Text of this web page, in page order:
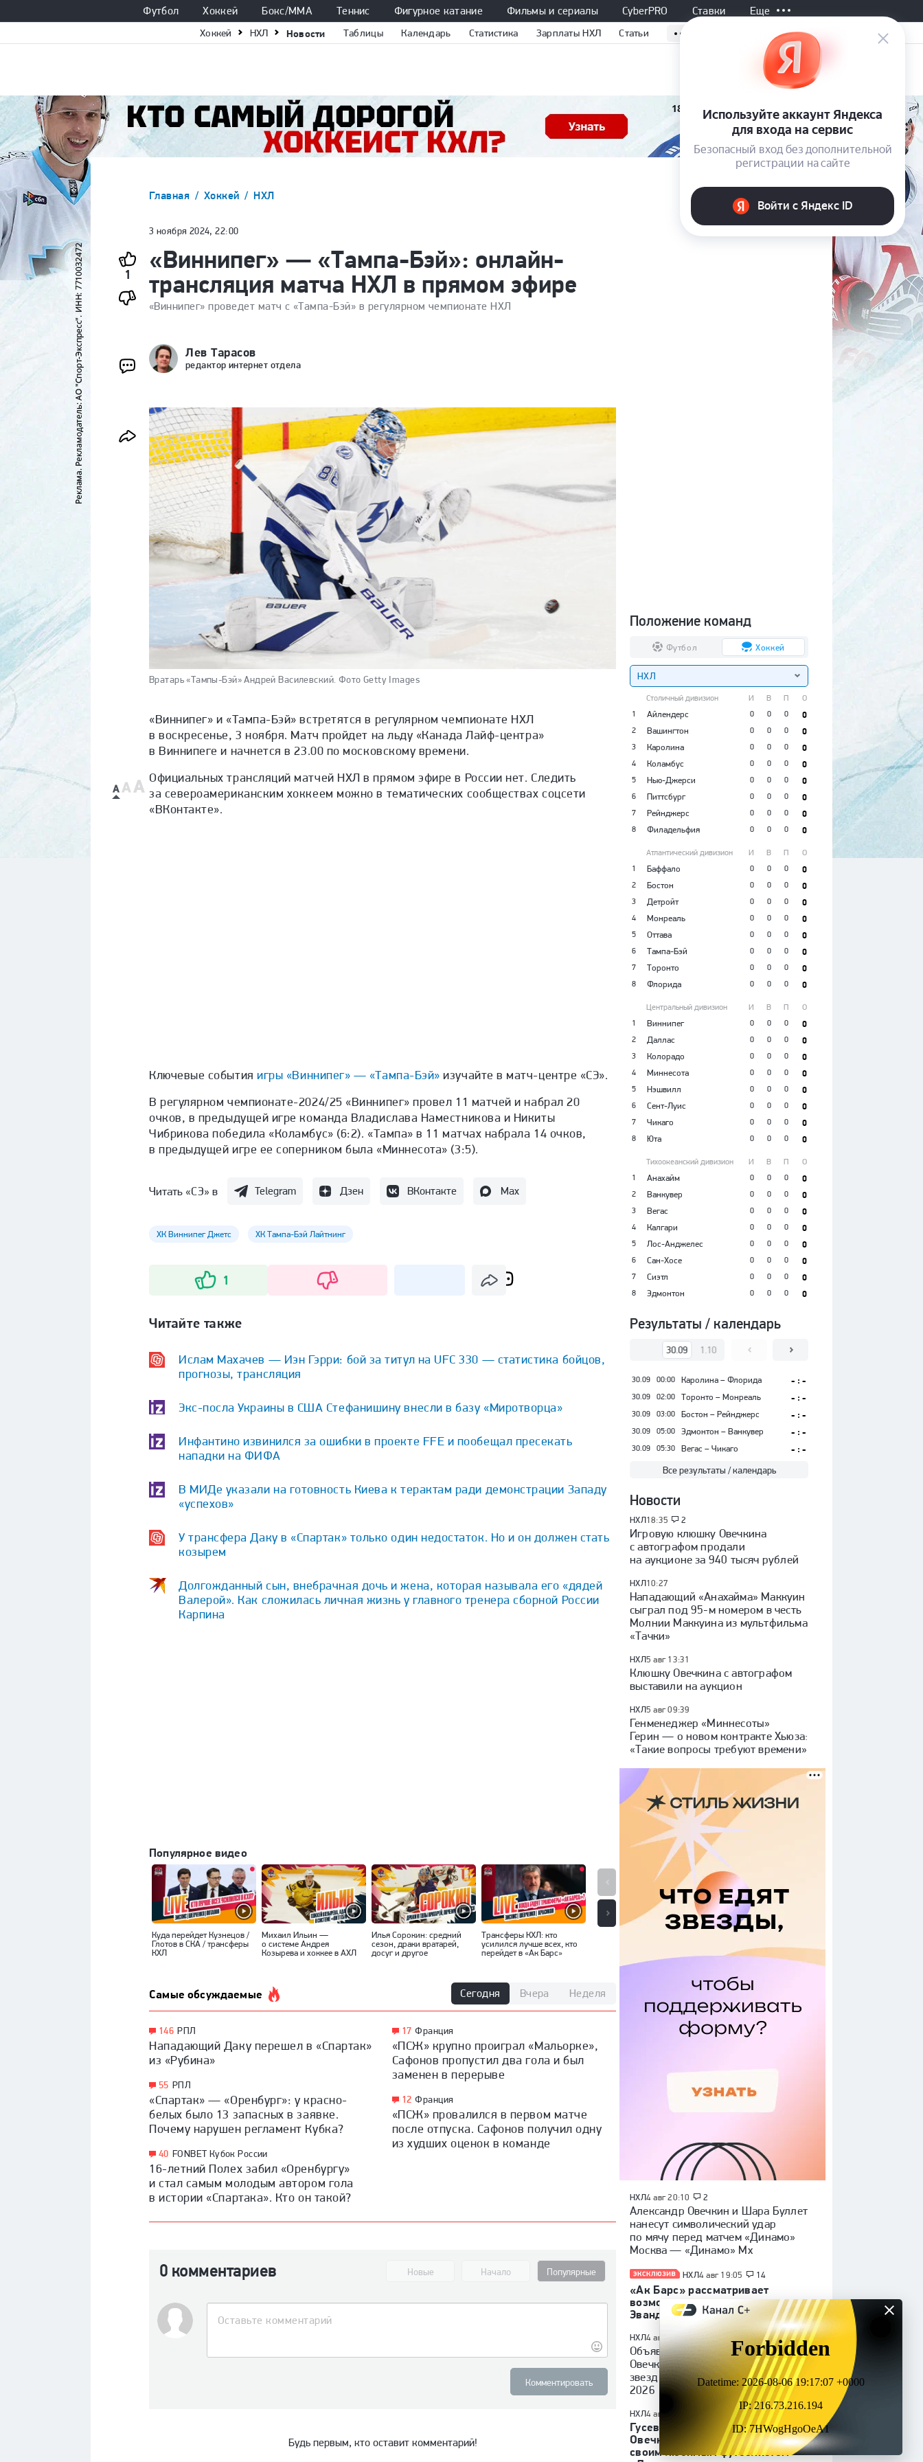
Футбол Хоккей Бокс/ММА Теннис Фигурное катание Фильмы и сериалы CyberPRO Ставки Еще
Хоккей НХЛ Новости Таблицы Календарь Статистика Зарплаты НХЛ Статьи
Главная Хоккей НХЛ
1
3 ноября 2024, 22:00
«Виннипег» — «Тампа-Бэй»: онлайн-
трансляция матча НХЛ в прямом эфире
«Виннипег» проведет матч с «Тампа-Бэй» в регулярном чемпионате НХЛ
Лев Тарасов
редактор интернет отдела
Вратарь «Тампы-Бэй» Андрей Василевский. Фото Getty Images
«Виннипег» и «Тампа-Бэй» встретятся в регулярном чемпионате НХЛ
в воскресенье, 3 ноября. Матч пройдет на льду «Канада Лайф-центра»
в Виннипеге и начнется в 23.00 по московскому времени.
Официальных трансляций матчей НХЛ в прямом эфире в России нет. Следить
за североамериканским хоккеем можно в тематических сообществах соцсети
«ВКонтакте».
Ключевые событияигры «Виннипег» — «Тампа-Бэй» изучайте в матч-центре «СЭ».
В регулярном чемпионате-2024/25 «Виннипег» провел 11 матчей и набрал 20
очков, в предыдущей игре команда Владислава Наместникова и Никиты
Чибрикова победила «Коламбус» (6:2). «Тампа» в 11 матчах набрала 14 очков,
в предыдущей игре ее соперником была «Миннесота» (3:5).
Читать «СЭ» в Telegram Дзен ВКонтакте Max
ХК Виннипег Джетс ХК Тампа-Бэй Лайтнинг
1
Читайте также
Ислам Махачев — Иэн Гэрри: бой за титул на UFC 330 — статистика бойцов,
прогнозы, трансляция
Экс-посла Украины в США Стефанишину внесли в базу «Миротворца»
Инфантино извинился за ошибки в проекте FFE и пообещал пресекать
нападки на ФИФА
В МИДе указали на готовность Киева к терактам ради демонстрации Западу
«успехов»
У трансфера Даку в «Спартак» только один недостаток. Но и он должен стать
козырем
Долгожданный сын, внебрачная дочь и жена, которая называла его «дядей
Валерой». Как сложилась личная жизнь у главного тренера сборной России
Карпина
Популярное видео
Куда перейдет Кузнецов /
Глотов в СКА / трансферы
КХЛ
Михаил Ильин —
о системе Андрея
Козырева и хоккее в АХЛ
Илья Сорокин: средний
сезон, драки вратарей,
досуг и другое
Трансферы КХЛ: кто
усилился лучше всех, кто
перейдет в «Ак Барс»
Интервью Барабанова:
плей-офф, слухи
Бардакова
Самые обсуждаемые Сегодня Вчера Неделя
146 РПЛ
Нападающий Даку перешел в «Спартак»
из «Рубина»
55 РПЛ
«Спартак» — «Оренбург»: у красно-
белых было 13 запасных в заявке.
Почему нарушен регламент Кубка?
40 FONBET Кубок России
16-летний Полех забил «Оренбургу»
и стал самым молодым автором гола
в истории «Спартака». Кто он такой?
17 Франция
«ПСЖ» крупно проиграл «Мальорке»,
Сафонов пропустил два гола и был
заменен в перерыве
12 Франция
«ПСЖ» провалился в первом матче
после отпуска. Сафонов получил одну
из худших оценок в команде
0 комментариев Новые Начало Популярные
Комментировать
Будь первым, кто оставит комментарий!
Положение команд
Футбол Хоккей
НХЛ
Столичный дивизион И В П
О
1
Айлендерс 0 0 0 0
2 Вашингтон 0 0 0 0
3 Каролина 0 0 0 0
4 Коламбус 0 0 0 0
5 Нью-Джерси 0 0 0 0
6 Питтсбург 0 0 0 0
7 Рейнджерс 0 0 0 0
8 Филадельфия 0 0 0 0
Атлантический дивизион И В П
О
1
Баффало 0 0 0 0
2 Бостон 0 0 0 0
3 Детройт 0 0 0 0
4 Монреаль 0 0 0 0
5 Оттава 0 0 0 0
6 Тампа-Бэй 0 0 0 0
7 Торонто 0 0 0 0
8 Флорида 0 0 0 0
Центральный дивизион И В П
О
1
Виннипег 0 0 0 0
2 Даллас 0 0 0 0
3 Колорадо 0 0 0 0
4 Миннесота 0 0 0 0
5 Нэшвилл 0 0 0 0
6 Сент-Луис 0 0 0 0
7 Чикаго 0 0 0 0
8 Юта 0 0 0 0
Тихоокеанский дивизион И В П
О
1
Анахайм 0 0 0 0
2 Ванкувер 0 0 0 0
3 Вегас 0 0 0 0
4 Калгари 0 0 0 0
5 Лос-Анджелес 0 0 0 0
6 Сан-Хосе 0 0 0 0
7 Сиэтл 0 0 0 0
8 Эдмонтон 0 0 0 0
Результаты / календарь
30.09 1.10
30.09 00:00 Каролина – Флорида - : -
30.09 02:00 Торонто – Монреаль - : -
30.09 03:00 Бостон – Рейнджерс - : -
30.09 05:00 Эдмонтон – Ванкувер - : -
30.09 05:30 Вегас – Чикаго
- : -
Все результаты / календарь
Новости
НХЛ18:35 2
Игровую клюшку Овечкина
с автографом продали
на аукционе за 940 тысяч рублей
НХЛ10:27
Нападающий «Анахайма» Маккуин
сыграл под 95-м номером в честь
Молнии Маккуина из мультфильма
«Тачки»
НХЛ5 авг 13:31
Клюшку Овечкина с автографом
выставили на аукцион
НХЛ5 авг 09:39
Генменеджер «Миннесоты»
Герин — о новом контракте Хьюза:
«Такие вопросы требуют времени»
НХЛ4 авг 20:10 2
Александр Овечкин и Шара Буллет
нанесут символический удар
по мячу перед матчем «Динамо»
Москва — «Динамо» Мх
НХЛ4 авг 19:05 14
«Ак Барс» рассматривает
возможность подписания
Эвандера Кейна
НХЛ4 авг 17:06 1
Объявлены составы команд
Овечкина и Ковальчука на матч
звезд в финальный день ОвиCUP
2026
НХЛ4 авг 14:05
Гусев ответил взаимностью
Овечкину, назвавшему его
своим любимым футболистом